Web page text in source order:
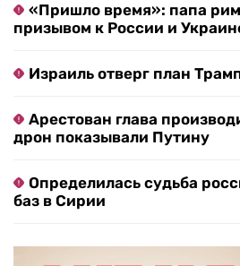
«Пришло время»: папа
призывом к России и
Израиль отверг план
Арестован глава
дрон показывали Путину
Определилась судьба
баз в Сирии